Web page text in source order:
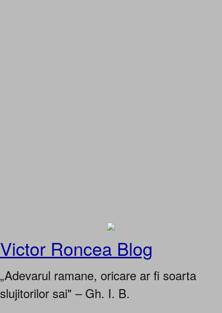
Victor Roncea Blog
„Adevarul ramane, oricare ar fi soarta
slujitorilor sai" – Gh. I. B.